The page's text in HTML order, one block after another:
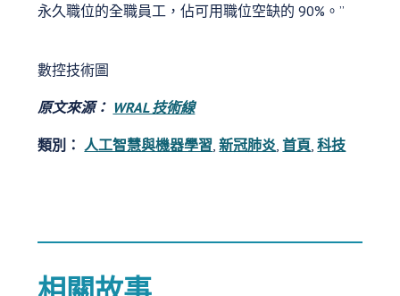
永久職位的全職員工，佔可用職位空缺的 90%。”
數控技術圖
原文來源： WRAL 技術線
類別： 人工智慧與機器學習 ,新冠肺炎 ,首頁 ,科技